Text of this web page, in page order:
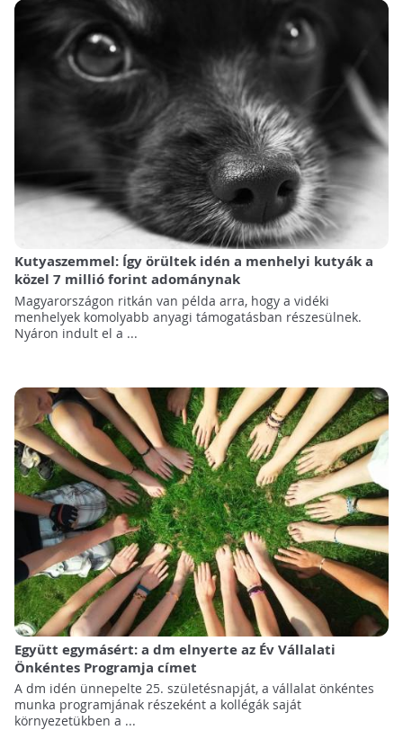
Kutyaszemmel: Így örültek idén a menhelyi kutyák a
közel 7 millió forint adománynak
Magyarországon ritkán van példa arra, hogy a vidéki
menhelyek komolyabb anyagi támogatásban részesülnek.
Nyáron indult el a ...
Együtt egymásért: a dm elnyerte az Év Vállalati
Önkéntes Programja címet
A dm idén ünnepelte 25. születésnapját, a vállalat önkéntes
munka programjának részeként a kollégák saját
környezetükben a ...